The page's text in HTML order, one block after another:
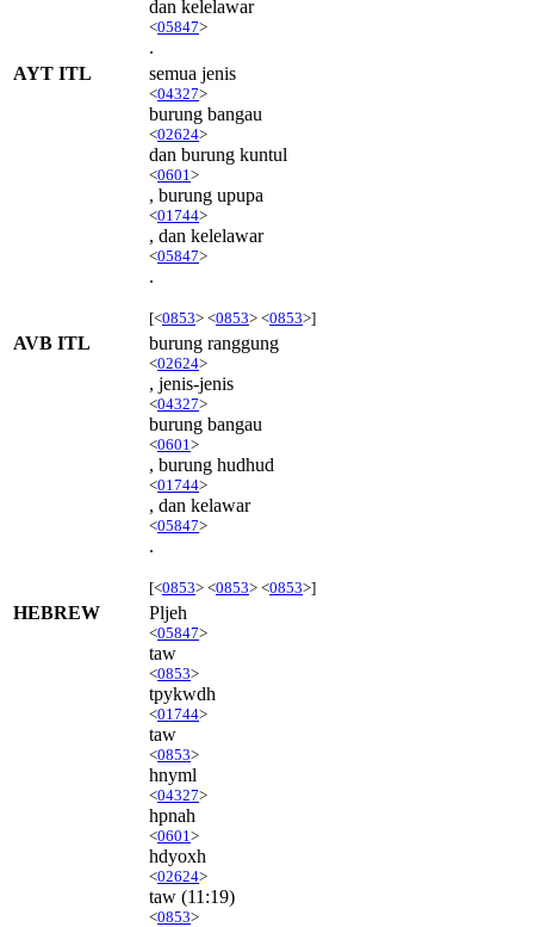
dan kelelawar
<05847>
.
AYT ITL
semua jenis
<04327>
burung bangau
<02624>
dan burung kuntul
<0601 >
, burung upupa
<01744>
, dan kelelawar
<05847>
.
[<0853> <0853> <0853>]
AVB ITL burung ranggung
<02624>
, jenis-jenis
<04327>
burung bangau
<0601 >
, burung hudhud
<01744>
, dan kelawar
<05847>
.
[<0853> <0853> <0853>]
HEBREW Pljeh
<05847>
taw
<0853>
tpykwdh
<01744>
taw
<0853>
hnyml
<04327>
hpnah
<0601 >
hdyoxh
<02624>
taw (11:19)
<0853>